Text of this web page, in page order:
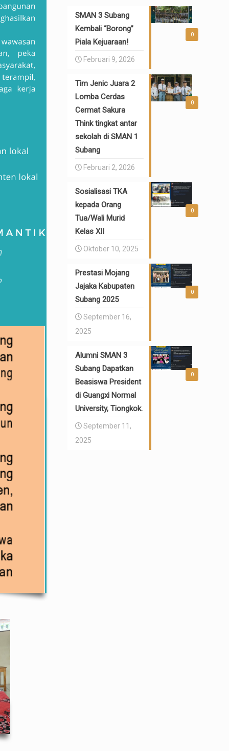
0
SMAN 3 Subang
Kembali “Borong”
Piala Kejuaraan!
Februari 9, 2026
0
Tim Jenic Juara 2
Lomba Cerdas
Cermat Sakura
Think tingkat antar
sekolah di SMAN 1
Subang
Februari 2, 2026
0
Sosialisasi TKA
kepada Orang
Tua/Wali Murid
Kelas XII
Oktober 10, 2025
0
Prestasi Mojang
Jajaka Kabupaten
Subang 2025
September 16,
2025
0
Alumni SMAN 3
Subang Dapatkan
Beasiswa President
di Guangxi Normal
University, Tiongkok.
September 11,
2025